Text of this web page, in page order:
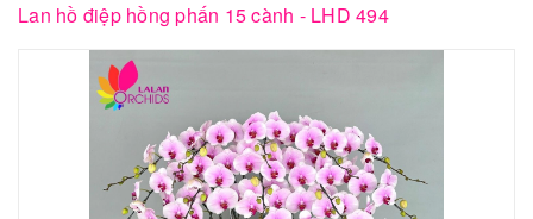
Lan hồ điệp hồng phấn 15 cành - LHD 494